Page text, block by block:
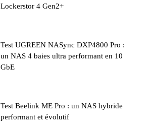
Lockerstor 4 Gen2+
Test UGREEN NASync DXP4800 Pro :
un NAS 4 baies ultra performant en 10
GbE
Test Beelink ME Pro : un NAS hybride
performant et évolutif